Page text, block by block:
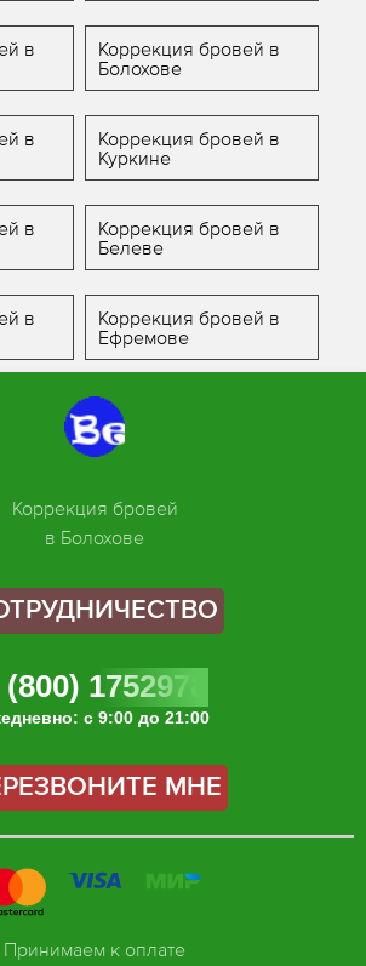
в
Коррекция бровей в
Болохове
в
Коррекция бровей в
Куркине
в
Коррекция бровей в
Белеве
в
Коррекция бровей в
Ефремове
Коррекция бровей
в Болохове
1752978
с 9:00 до 21:00
МНЕ
Принимаем к оплате